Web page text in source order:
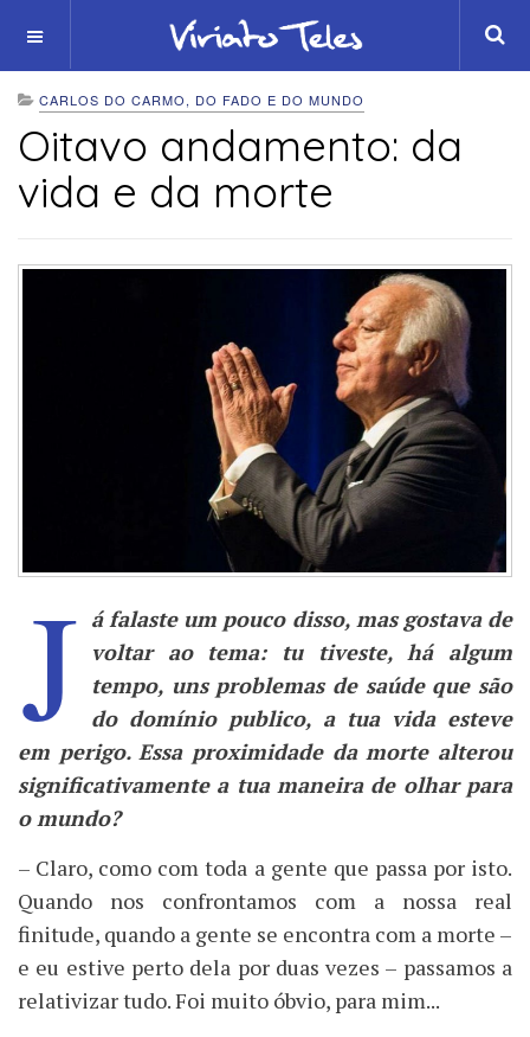
OFF CANVAS
CARLOS DO CARMO, DO FADO E DO MUNDO
Oitavo andamento: da
vida e da morte
J á falaste um pouco disso, mas gostava de
voltar ao tema: tu tiveste, há algum
tempo, uns problemas de saúde que são
do domínio publico, a tua vida esteve
em perigo. Essa proximidade da morte alterou
significativamente a tua maneira de olhar para
o mundo?
– Claro, como com toda a gente que passa por isto.
Quando nos confrontamos com a nossa real
finitude, quando a gente se encontra com a morte –
e eu estive perto dela por duas vezes – passamos a
relativizar tudo. Foi muito óbvio, para mim...